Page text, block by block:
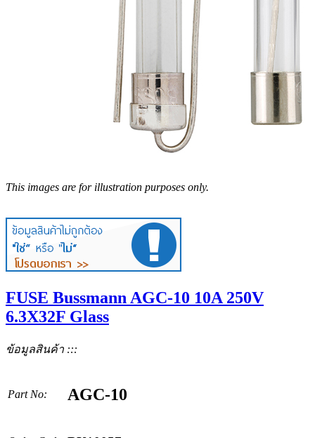
This images are for illustration purposes only.
FUSE Bussmann AGC-10 10A 250V
6.3X32F Glass
ข้อมูลสินค้า :::
Part No: AGC-10